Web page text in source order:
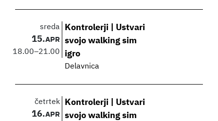
sreda
15.APR
18.00–21.00
Kontrolerji | Ustvari
svojo walking sim
igro
Delavnica
četrtek
16.APR
Kontrolerji | Ustvari
svojo walking sim